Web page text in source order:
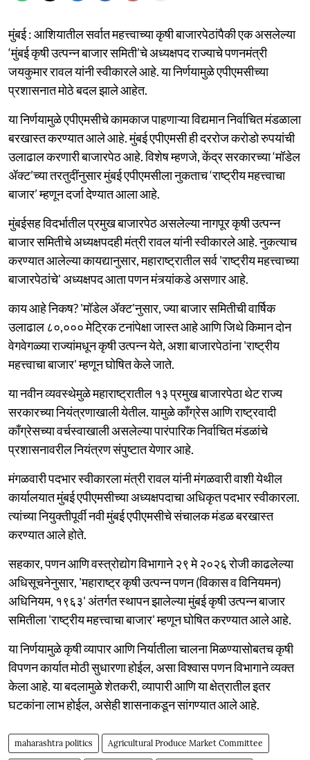
मुंबई : आशियातील सर्वात महत्त्वाच्या कृषी बाजारपेठांपैकी एक असलेल्या
‘मुंबई कृषी उत्पन्न बाजार समिती’चे अध्यक्षपद राज्याचे पणनमंत्री
जयकुमार रावल यांनी स्वीकारले आहे. या निर्णयामुळे एपीएमसीच्या
प्रशासनात मोठे बदल झाले आहेत.
या निर्णयामुळे एपीएमसीचे कामकाज पाहणाऱ्या विद्यमान निर्वाचित मंडळाला
बरखास्त करण्यात आले आहे. मुंबई एपीएमसी ही दररोज करोडो रुपयांची
उलाढाल करणारी बाजारपेठ आहे. विशेष म्हणजे, केंद्र सरकारच्या ‘मॉडेल
ॲक्ट’च्या तरतुदींनुसार मुंबई एपीएमसीला नुकताच ‘राष्ट्रीय महत्त्वाचा
बाजार’ म्हणून दर्जा देण्यात आला आहे.
मुंबईसह विदर्भातील प्रमुख बाजारपेठ असलेल्या नागपूर कृषी उत्पन्न
बाजार समितीचे अध्यक्षपदही मंत्री रावल यांनी स्वीकारले आहे. नुकत्याच
करण्यात आलेल्या कायद्यानुसार, महाराष्ट्रातील सर्व 'राष्ट्रीय महत्त्वाच्या
बाजारपेठांचे' अध्यक्षपद आता पणन मंत्र्यांकडे असणार आहे.
काय आहे निकष? 'मॉडेल ॲक्ट'नुसार, ज्या बाजार समितीची वार्षिक
उलाढाल ८०,००० मेट्रिक टनांपेक्षा जास्त आहे आणि जिथे किमान दोन
वेगवेगळ्या राज्यांमधून कृषी उत्पन्न येते, अशा बाजारपेठांना 'राष्ट्रीय
महत्त्वाचा बाजार' म्हणून घोषित केले जाते.
या नवीन व्यवस्थेमुळे महाराष्ट्रातील १३ प्रमुख बाजारपेठा थेट राज्य
सरकारच्या नियंत्रणाखाली येतील. यामुळे काँग्रेस आणि राष्ट्रवादी
काँग्रेसच्या वर्चस्वाखाली असलेल्या पारंपारिक निर्वाचित मंडळांचे
प्रशासनावरील नियंत्रण संपुष्टात येणार आहे.
मंगळवारी पदभार स्वीकारला मंत्री रावल यांनी मंगळवारी वाशी येथील
कार्यालयात मुंबई एपीएमसीच्या अध्यक्षपदाचा अधिकृत पदभार स्वीकारला.
त्यांच्या नियुक्तीपूर्वी नवी मुंबई एपीएमसीचे संचालक मंडळ बरखास्त
करण्यात आले होते.
सहकार, पणन आणि वस्त्रोद्योग विभागाने २९ मे २०२६ रोजी काढलेल्या
अधिसूचनेनुसार, 'महाराष्ट्र कृषी उत्पन्न पणन (विकास व विनियमन)
अधिनियम, १९६३' अंतर्गत स्थापन झालेल्या मुंबई कृषी उत्पन्न बाजार
समितीला 'राष्ट्रीय महत्त्वाचा बाजार' म्हणून घोषित करण्यात आले आहे.
या निर्णयामुळे कृषी व्यापार आणि निर्यातीला चालना मिळण्यासोबतच कृषी
विपणन कार्यात मोठी सुधारणा होईल, असा विश्वास पणन विभागाने व्यक्त
केला आहे. या बदलामुळे शेतकरी, व्यापारी आणि या क्षेत्रातील इतर
घटकांना लाभ होईल, असेही शासनाकडून सांगण्यात आले आहे.
maharashtra politics Agricultural Produce Market Committee